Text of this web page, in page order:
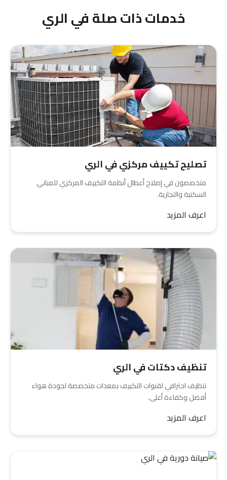
خدمات ذات صلة في الري
تصليح تكييف مركزي في الري
متخصصون في إصلاح أعطال أنظمة التكييف المركزي للمباني
السكنية والتجارية.
اعرف المزيد
تنظيف دكتات في الري
تنظيف احترافي لقنوات التكييف بمعدات متخصصة لجودة هواء
أفضل وكفاءة أعلى.
اعرف المزيد